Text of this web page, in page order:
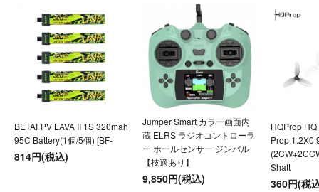
BETAFPV LAVA II 1S 320mah
95C Battery(1個/5個) [BF-
814円(税込)
Jumper Smart カラー画面内
蔵 ELRS ラジオコントローラ
ー ホールセンサー ジンバル
【技適あり】
9,850円(税込)
HQProp
Prop
Shaft
360円(税